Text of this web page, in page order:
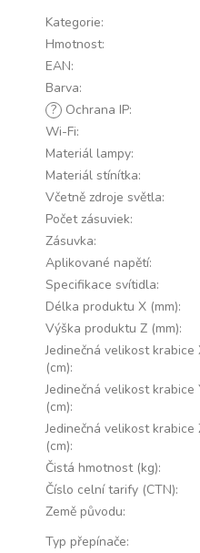
Kategorie:
Hmotnost:
EAN:
Barva:
? Ochrana IP:
Wi-Fi:
Materiál lampy:
Materiál stínítka:
Včetně zdroje světla:
Počet zásuviek:
Zásuvka:
Aplikované napětí:
Specifikace svítidla:
Délka produktu X (mm):
Výška produktu Z (mm):
Jedinečná velikost krabice
(cm):
Jedinečná velikost krabice
(cm):
Jedinečná velikost krabice
(cm):
Čistá hmotnost (kg):
Číslo celní tarify (CTN):
Země původu:
Typ přepínače: